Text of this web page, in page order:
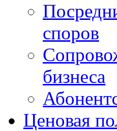
споров
бизнеса
Ценовая